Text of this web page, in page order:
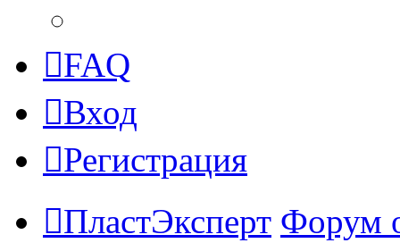
FAQ
Вход
Регистрация
ПластЭксперт Форум